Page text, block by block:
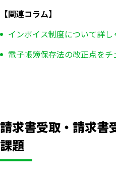
【関連コラム】
インボイス制度について詳し
電子帳簿保存法の改正点をチ
請求書受取・請求書
課題